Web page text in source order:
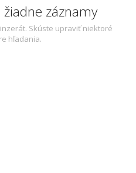
záznamy
Skúste upraviť niektoré
hľadania.